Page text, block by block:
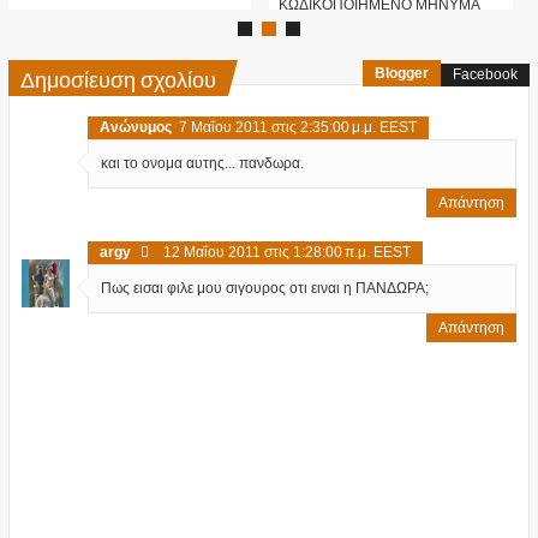
Δημοσίευση σχολίου Blogger Facebook
Ανώνυμος 7 Μαΐου 2011 στις 2:35:00 μ.μ. EEST
και το ονομα αυτης... πανδωρα.
Απάντηση
argy 12 Μαΐου 2011 στις 1:28:00 π.μ. EEST
Πως εισαι φιλε μου σιγουρος οτι ειναι η ΠΑΝΔΩΡΑ;
Απάντηση